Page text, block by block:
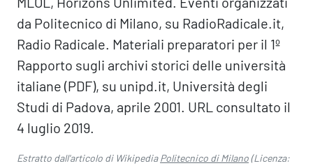
da Politecnico di Milano, su RadioRadicale.it,
Radio Radicale. Materiali preparatori per il 1º
Rapporto sugli archivi storici delle università
italiane (PDF), su unipd.it, Università degli
Studi di Padova, aprile 2001. URL consultato il
4 luglio 2019.
Estratto dall'articolo di WikipediaPolitecnico di Milano(Licenza: